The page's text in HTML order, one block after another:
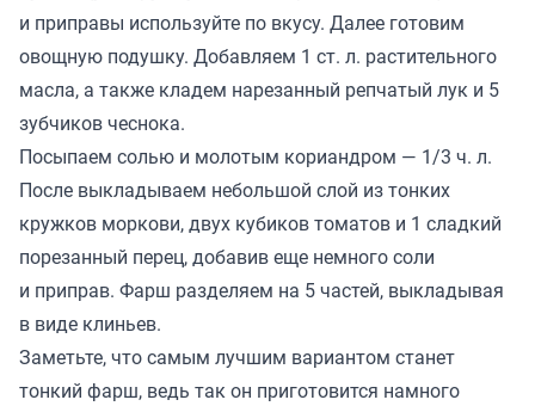
и приправы используйте по вкусу. Далее готовим
овощную подушку. Добавляем 1 ст. л. растительного
масла, а также кладем нарезанный репчатый лук и 5
зубчиков чеснока.
Посыпаем солью и молотым кориандром — 1/3 ч. л.
После выкладываем небольшой слой из тонких
кружков моркови, двух кубиков томатов и 1 сладкий
порезанный перец, добавив еще немного соли
и приправ. Фарш разделяем на 5 частей, выкладывая
в виде клиньев.
Заметьте, что самым лучшим вариантом станет
тонкий фарш, ведь так он приготовится намного